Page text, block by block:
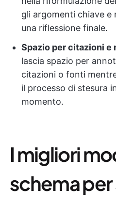
gli argomenti chiave e
una riflessione finale.
Spazio per citazioni e
lascia spazio per
citazioni o fonti
il processo di stesura
momento.
I migliori
schema per